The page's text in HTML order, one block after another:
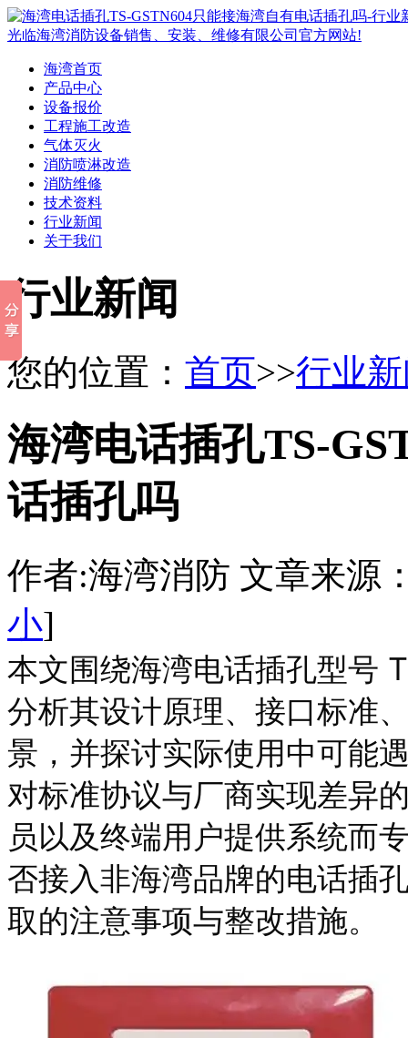
海湾首页
产品中心
设备报价
工程施工改造
气体灭火
消防喷淋改造
消防维修
技术资料
行业新闻
关于我们
行业新闻
您的位置： 首页>>行业
海湾电话插孔TS-
话插孔吗
作者:海湾消防 文章来源
小]
本文围绕海湾电话插孔型号
分析其设计原理、接口标准
景，并探讨实际使用中可能
对标准协议与厂商实现差异
员以及终端用户提供系统而
否接入非海湾品牌的电话插
取的注意事项与整改措施。